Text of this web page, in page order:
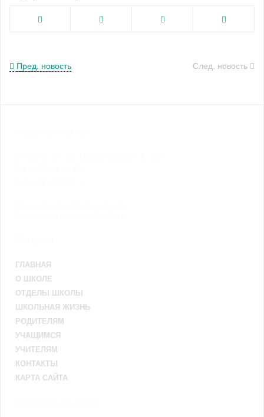
След. новость
Пред. новость
ГЛАВНАЯ
О ШКОЛЕ
ОТДЕЛЫ ШКОЛЫ
ШКОЛЬНАЯ ЖИЗНЬ
РОДИТЕЛЯМ
УЧАЩИМСЯ
УЧИТЕЛЯМ
КОНТАКТЫ
КАРТА САЙТА